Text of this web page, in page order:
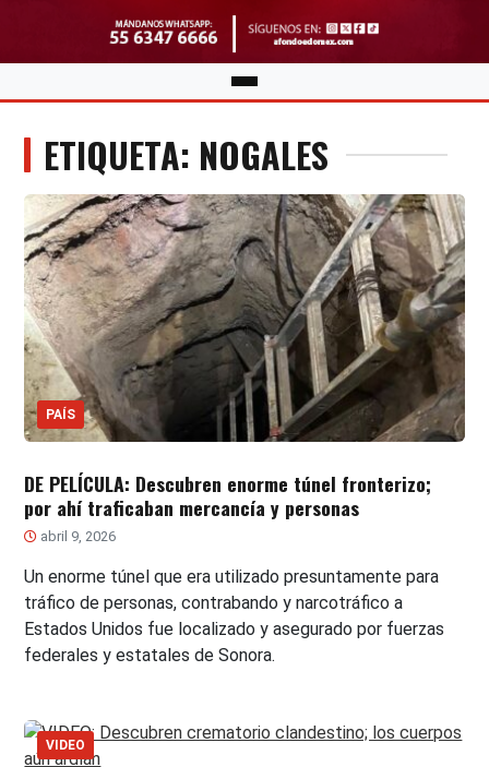
ETIQUETA: NOGALES
PAÍS
DE PELÍCULA: Descubren enorme túnel fronterizo;
por ahí traficaban mercancía y personas
abril 9, 2026
Un enorme túnel que era utilizado presuntamente para
tráfico de personas, contrabando y narcotráfico a
Estados Unidos fue localizado y asegurado por fuerzas
federales y estatales de Sonora.
VIDEO